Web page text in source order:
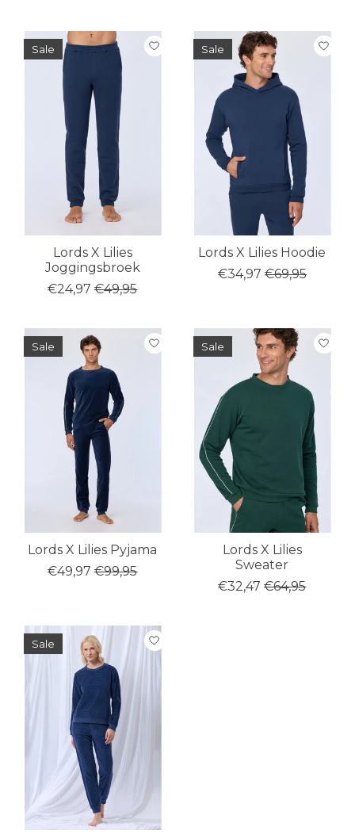
Sale
Lords X Lilies
Joggingsbroek
€24,97 €49,95
Sale
Lords X Lilies Hoodie
€34,97 €69,95
Sale
Lords X Lilies Pyjama
€49,97 €99,95
Sale
Lords X Lilies
Sweater
€32,47 €64,95
Sale